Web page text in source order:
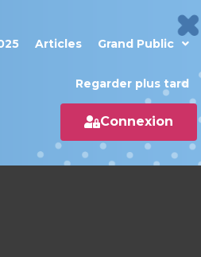
Articles Grand Public
Regarder plus tard
Connexion